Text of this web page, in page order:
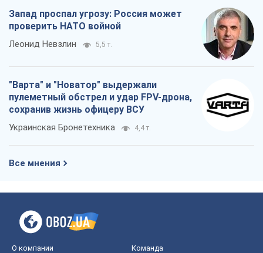
Запад проспал угрозу: Россия может
проверить НАТО войной
Леонид Невзлин 5,5 т.
"Варта" и "Новатор" выдержали
пулеметный обстрел и удар FPV-дрона,
сохранив жизнь офицеру ВСУ
Украинская Бронетехника 4,4 т.
Все мнения
О компании Команда